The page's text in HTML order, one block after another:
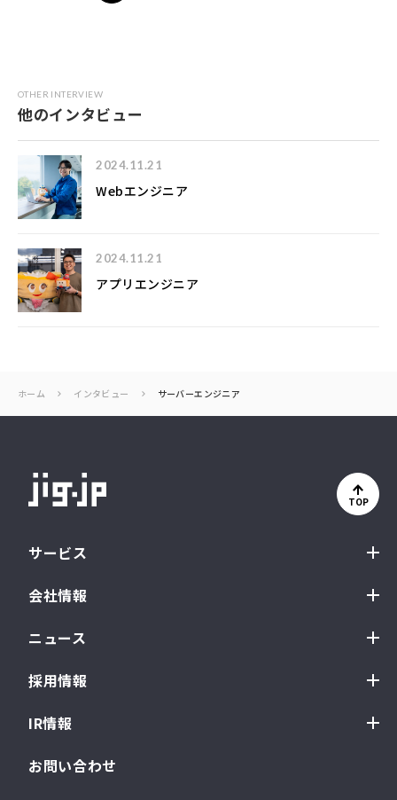
OTHER INTERVIEW
他のインタビュー
2024.11.21
Webエンジニア
2024.11.21
アプリエンジニア
ホーム インタビュー サーバーエンジニア
サービス
会社情報
ニュース
採用情報
IR情報
お問い合わせ
TOP